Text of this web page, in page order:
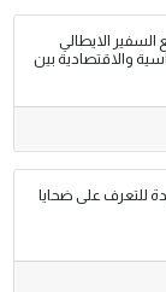
السفير الايطالي
والاقتصادية بين
للتعرف على ضحايا